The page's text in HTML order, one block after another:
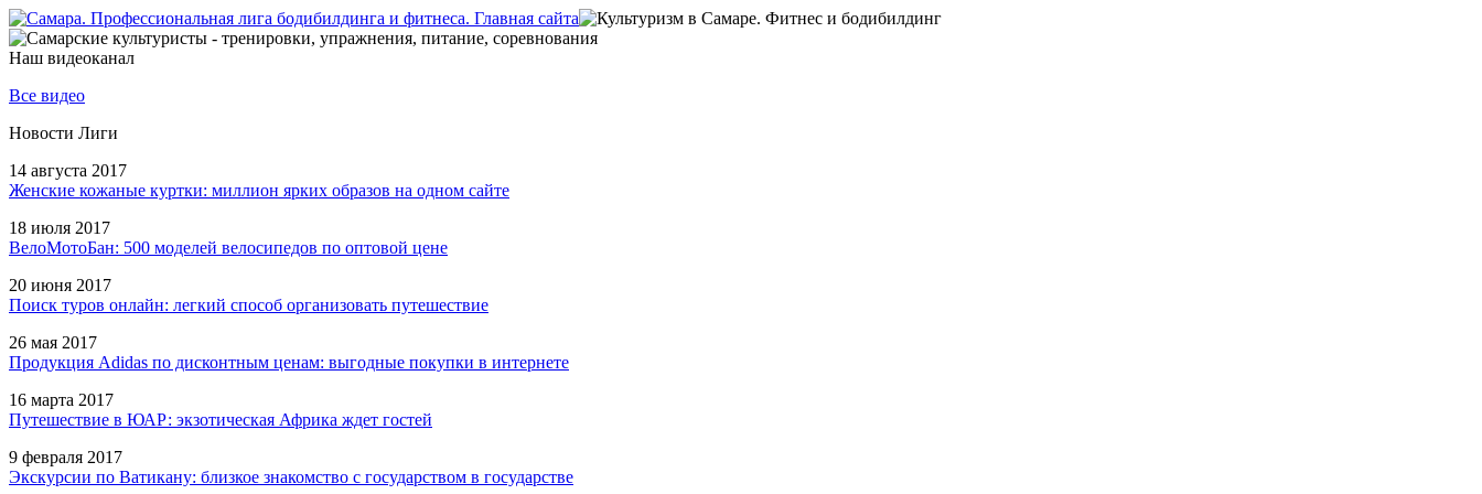
Наш видеоканал
Все видео
Новости Лиги
14 августа 2017
Женские кожаные куртки: миллион ярких образов на одном сайте
18 июля 2017
ВелоМотоБан: 500 моделей велосипедов по оптовой цене
20 июня 2017
Поиск туров онлайн: легкий способ организовать путешествие
26 мая 2017
Продукция Adidas по дисконтным ценам: выгодные покупки в интернете
16 марта 2017
Путешествие в ЮАР: экзотическая Африка ждет гостей
9 февраля 2017
Экскурсии по Ватикану: близкое знакомство с государством в государстве